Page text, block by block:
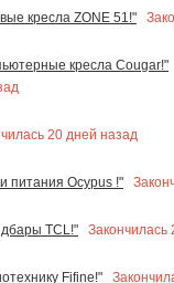
кресла ZONE 51!"
кресла Cougar!"
20 дней назад
питания Ocypus !"
TCL!"
Закончилась
Fifine!"